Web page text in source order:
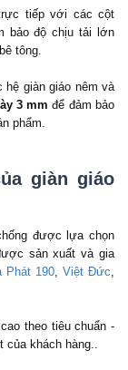
tiếp với các cột
bảo độ chịu tải lớn
tông.
giàn giáo nêm và
3 mm để đảm bảo
phẩm.
giàn giáo
được lựa chọn
sản xuất và gia
Phát 190, Việt Đức,
theo tiêu chuẩn -
của khách hàng..